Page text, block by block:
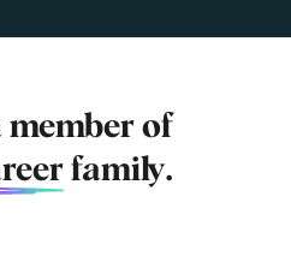
member of
family.